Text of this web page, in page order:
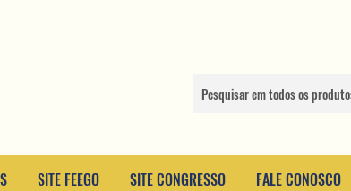
SITE FEEGO SITE CONGRESSO FALE CONOSCO